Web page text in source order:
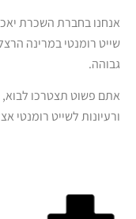
אנחנו בחברת השכרת
שייט רומנטי במרינה
גבוהה.
אתם פשוט תצטרכו
ורעיונות לשייט רומנטי